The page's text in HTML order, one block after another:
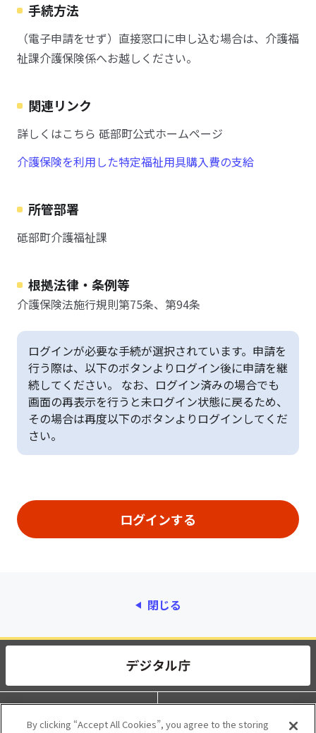
手続方法
（電子申請をせず）直接窓口に申し込む場合は、介護福
祉課介護保険係へお越しください。
関連リンク
詳しくはこちら 砥部町公式ホームページ
介護保険を利用した特定福祉用具購入費の支給
所管部署
砥部町介護福祉課
根拠法律・条例等
介護保険法施行規則第75条、第94条
ログインが必要な手続が選択されています。申請を
行う際は、以下のボタンよりログイン後に申請を継
続してください。 なお、ログイン済みの場合でも
画面の再表示を行うと未ログイン状態に戻るため、
その場合は再度以下のボタンよりログインしてくだ
さい。
閉じる
動作環境 個人情報保護
By clicking “Accept All Cookies”, you agree to the storing